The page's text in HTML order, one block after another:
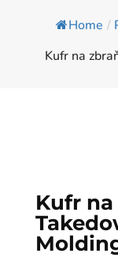
Home /
Kufr na
Kufr